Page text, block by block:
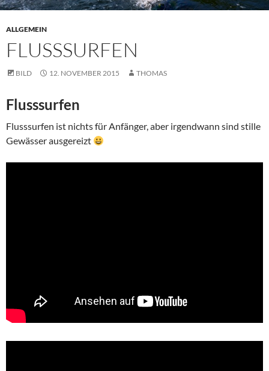
ALLGEMEIN
FLUSSSURFEN
BILD 12. NOVEMBER 2015 THOMAS
Flusssurfen
Flusssurfen ist nichts für Anfänger, aber irgendwann sind stille
Gewässer ausgereizt